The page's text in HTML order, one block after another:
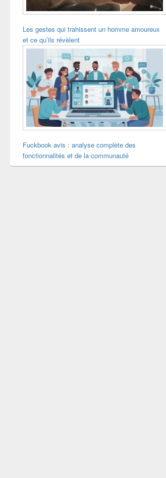
Les gestes qui trahissent un homme amoureux
et ce qu’ils révèlent
Fuckbook avis : analyse complète des
fonctionnalités et de la communauté